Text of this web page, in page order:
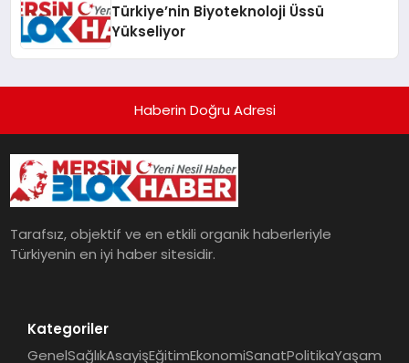
Türkiye’nin Biyoteknoloji Üssü
Yükseliyor
Haberin Doğru Adresi
Tarafsız, objektif ve en etkili organik haberleriyle
Türkiyenin en iyi haber sitesidir.
Kategoriler
GenelSağlıkAsayişEğitimEkonomiSanatPolitikaYaşam